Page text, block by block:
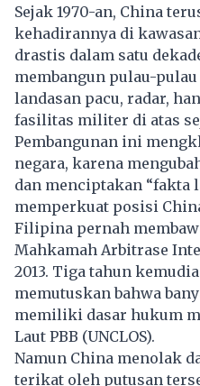
Sejak 1970-an, China
kehadirannya di
drastis dalam satu
membangun pulau-
landasan pacu, radar,
fasilitas militer di atas
Pembangunan ini
negara, karena
dan menciptakan “fakta
memperkuat posisi
Filipina pernah
Mahkamah Arbitrase
2013. Tiga tahun
memutuskan bahwa
memiliki dasar hukum
Laut PBB (UNCLOS).
Namun China menolak
terikat oleh putusan